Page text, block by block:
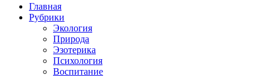
Главная
Рубрики
Экология
Природа
Эзотерика
Психология
Воспитание